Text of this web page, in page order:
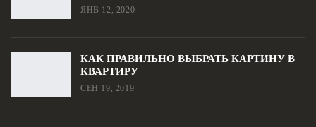
ЯНВ 12, 2020
КАК ПРАВИЛЬНО ВЫБРАТЬ КАРТИНУ В
КВАРТИРУ
СЕН 19, 2019